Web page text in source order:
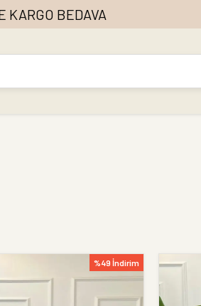
KARGO BEDAVA
%49 İndirim